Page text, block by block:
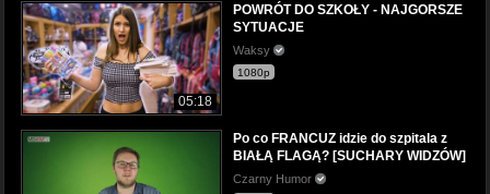
05:18
POWRÓT DO SZKOŁY - NAJGORSZE
SYTUACJE
Waksy
1080p
Po co FRANCUZ idzie do szpitala z
BIAŁĄ FLAGĄ? [SUCHARY WIDZÓW]
Czarny Humor